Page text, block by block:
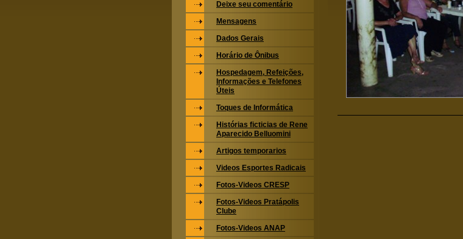
Deixe seu comentário
Mensagens
Dados Gerais
Horário de Ônibus
Hospedagem, Refeições,
Informações e Telefones
Úteis
Toques de Informática
Histórias ficticias de Rene
Aparecido Belluomini
Artigos temporarios
Videos Esportes Radicais
Fotos-Videos CRESP
Fotos-Videos Pratápolis
Clube
Fotos-Videos ANAP